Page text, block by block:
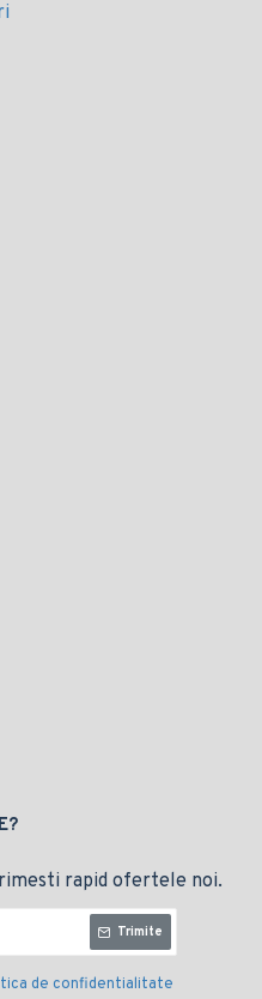
rapid ofertele noi.
Trimite
de confidentialitate